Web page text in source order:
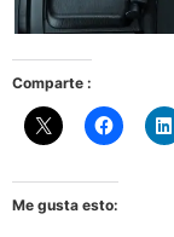
Comparte :
Me gusta esto: